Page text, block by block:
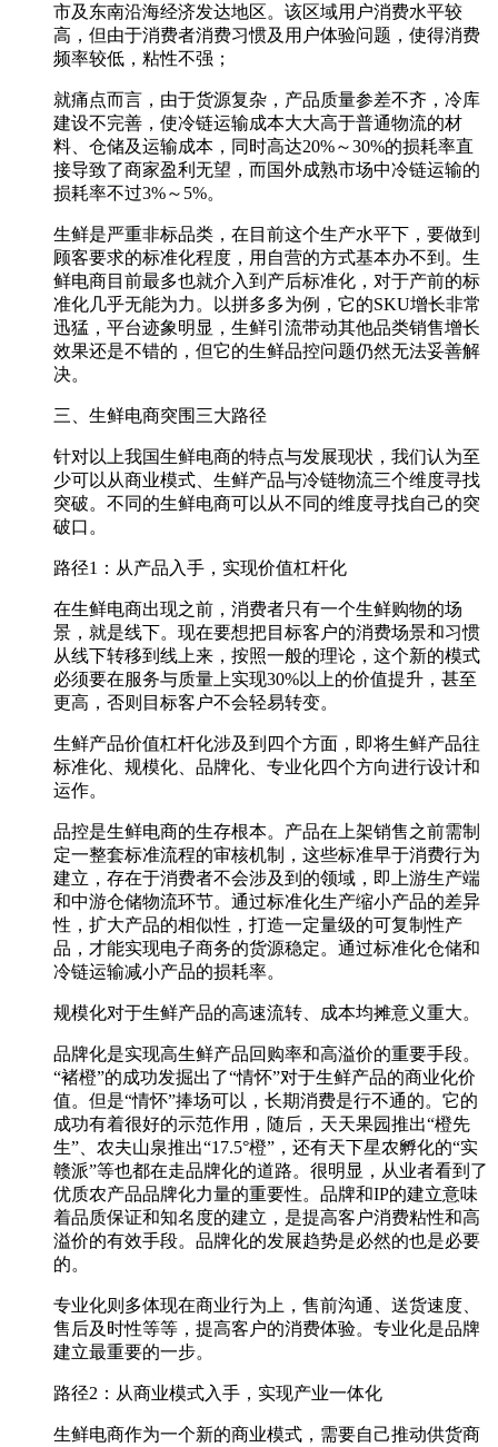
市及东南沿海经济发达地区。该区域用户消费水平较
高，但由于消费者消费习惯及用户体验问题，使得消费
频率较低，粘性不强；
就痛点而言，由于货源复杂，产品质量参差不齐，冷库
建设不完善，使冷链运输成本大大高于普通物流的材
料、仓储及运输成本，同时高达20%～30%的损耗率直
接导致了商家盈利无望，而国外成熟市场中冷链运输的
损耗率不过3%～5%。
生鲜是严重非标品类，在目前这个生产水平下，要做到
顾客要求的标准化程度，用自营的方式基本办不到。生
鲜电商目前最多也就介入到产后标准化，对于产前的标
准化几乎无能为力。以拼多多为例，它的SKU增长非常
迅猛，平台迹象明显，生鲜引流带动其他品类销售增长
效果还是不错的，但它的生鲜品控问题仍然无法妥善解
决。
三、生鲜电商突围三大路径
针对以上我国生鲜电商的特点与发展现状，我们认为至
少可以从商业模式、生鲜产品与冷链物流三个维度寻找
突破。不同的生鲜电商可以从不同的维度寻找自己的突
破口。
路径1：从产品入手，实现价值杠杆化
在生鲜电商出现之前，消费者只有一个生鲜购物的场
景，就是线下。现在要想把目标客户的消费场景和习惯
从线下转移到线上来，按照一般的理论，这个新的模式
必须要在服务与质量上实现30%以上的价值提升，甚至
更高，否则目标客户不会轻易转变。
生鲜产品价值杠杆化涉及到四个方面，即将生鲜产品往
标准化、规模化、品牌化、专业化四个方向进行设计和
运作。
品控是生鲜电商的生存根本。产品在上架销售之前需制
定一整套标准流程的审核机制，这些标准早于消费行为
建立，存在于消费者不会涉及到的领域，即上游生产端
和中游仓储物流环节。通过标准化生产缩小产品的差异
性，扩大产品的相似性，打造一定量级的可复制性产
品，才能实现电子商务的货源稳定。通过标准化仓储和
冷链运输减小产品的损耗率。
规模化对于生鲜产品的高速流转、成本均摊意义重大。
品牌化是实现高生鲜产品回购率和高溢价的重要手段。
“褚橙”的成功发掘出了“情怀”对于生鲜产品的商业化价
值。但是“情怀”捧场可以，长期消费是行不通的。它的
成功有着很好的示范作用，随后，天天果园推出“橙先
生”、农夫山泉推出“17.5°橙”，还有天下星农孵化的“实
赣派”等也都在走品牌化的道路。很明显，从业者看到了
优质农产品品牌化力量的重要性。品牌和IP的建立意味
着品质保证和知名度的建立，是提高客户消费粘性和高
溢价的有效手段。品牌化的发展趋势是必然的也是必要
的。
专业化则多体现在商业行为上，售前沟通、送货速度、
售后及时性等等，提高客户的消费体验。专业化是品牌
建立最重要的一步。
路径2：从商业模式入手，实现产业一体化
生鲜电商作为一个新的商业模式，需要自己推动供货商